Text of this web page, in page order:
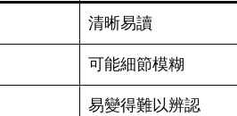
清晰易讀
可能細節模糊
易變得難以辨認